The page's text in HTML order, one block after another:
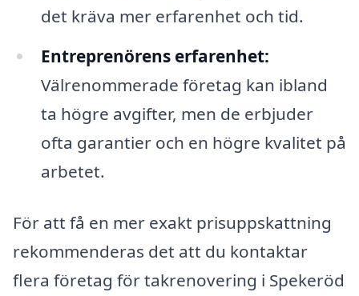
det kräva mer erfarenhet och tid.
Entreprenörens erfarenhet:
Välrenommerade företag kan ibland
ta högre avgifter, men de erbjuder
ofta garantier och en högre kvalitet på
arbetet.
För att få en mer exakt prisuppskattning
rekommenderas det att du kontaktar
flera företag för takrenovering i Spekeröd